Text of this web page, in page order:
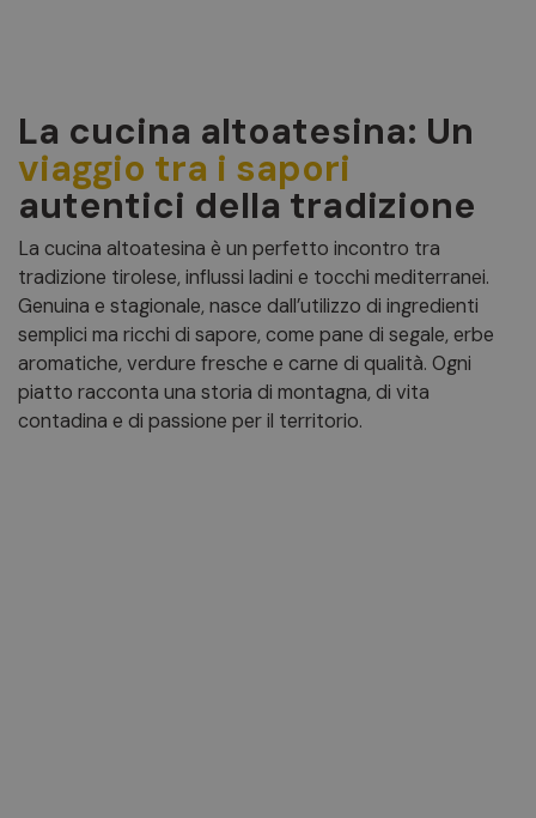
La cucina altoatesina: Un
viaggio tra i sapori
autentici della tradizione
La cucina altoatesina è un perfetto incontro tra
tradizione tirolese, influssi ladini e tocchi mediterranei.
Genuina e stagionale, nasce dall’utilizzo di ingredienti
semplici ma ricchi di sapore, come pane di segale, erbe
aromatiche, verdure fresche e carne di qualità. Ogni
piatto racconta una storia di montagna, di vita
contadina e di passione per il territorio.